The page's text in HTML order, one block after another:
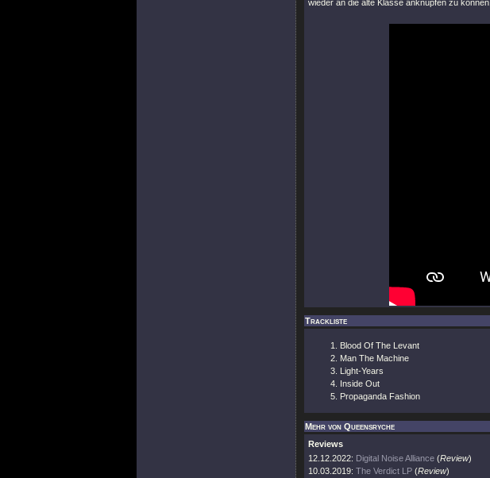
wieder an die alte Klasse anknüpfen zu können.
Trackliste
Blood Of The Levant
Man The Machine
Light-Years
Inside Out
Propaganda Fashion
Mehr von Queensryche
Reviews
12.12.2022: Digital Noise Alliance (Review)
10.03.2019: The Verdict LP (Review)